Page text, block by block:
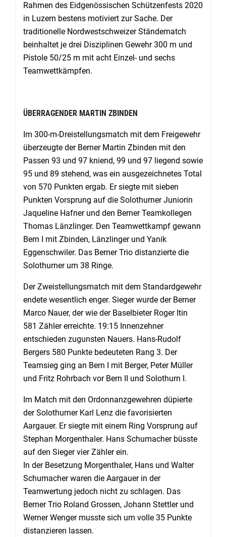
Rahmen des Eidgenössischen Schützenfests 2020
in Luzern bestens motiviert zur Sache. Der
traditionelle Nordwestschweizer Ständematch
beinhaltet je drei Disziplinen Gewehr 300 m und
Pistole 50/25 m mit acht Einzel- und sechs
Teamwettkämpfen.
ÜBERRAGENDER MARTIN ZBINDEN
Im 300-m-Dreistellungsmatch mit dem Freigewehr
überzeugte der Berner Martin Zbinden mit den
Passen 93 und 97 kniend, 99 und 97 liegend sowie
95 und 89 stehend, was ein ausgezeichnetes Total
von 570 Punkten ergab. Er siegte mit sieben
Punkten Vorsprung auf die Solothurner Juniorin
Jaqueline Hafner und den Berner Teamkollegen
Thomas Länzlinger. Den Teamwettkampf gewann
Bern I mit Zbinden, Länzlinger und Yanik
Eggenschwiler. Das Berner Trio distanzierte die
Solothurner um 38 Ringe.
Der Zweistellungsmatch mit dem Standardgewehr
endete wesentlich enger. Sieger wurde der Berner
Marco Nauer, der wie der Baselbieter Roger Itin
581 Zähler erreichte. 19:15 Innenzehner
entschieden zugunsten Nauers. Hans-Rudolf
Bergers 580 Punkte bedeuteten Rang 3. Der
Teamsieg ging an Bern I mit Berger, Peter Müller
und Fritz Rohrbach vor Bern II und Solothurn I.
Im Match mit den Ordonnanzgewehren düpierte
der Solothurner Karl Lenz die favorisierten
Aargauer. Er siegte mit einem Ring Vorsprung auf
Stephan Morgenthaler. Hans Schumacher büsste
auf den Sieger vier Zähler ein.
In der Besetzung Morgenthaler, Hans und Walter
Schumacher waren die Aargauer in der
Teamwertung jedoch nicht zu schlagen. Das
Berner Trio Roland Grossen, Johann Stettler und
Werner Wenger musste sich um volle 35 Punkte
distanzieren lassen.